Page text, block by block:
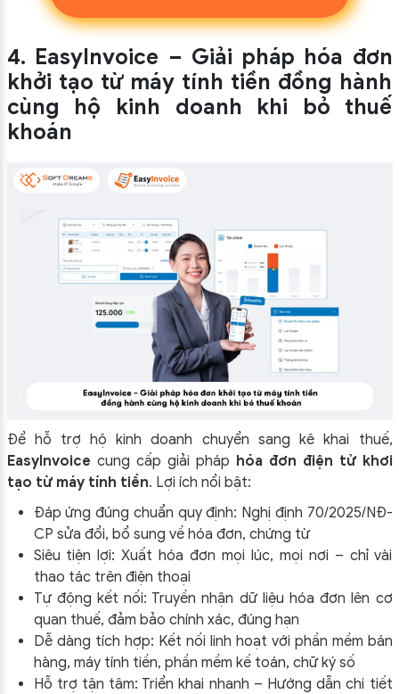
4. EasyInvoice – Giải pháp hóa đơn
khởi tạo từ máy tính tiền đồng hành
cùng hộ kinh doanh khi bỏ thuế
khoán
Để hỗ trợ hộ kinh doanh chuyển sang kê khai thuế,
EasyInvoice cung cấp giải pháp hóa đơn điện tử khơi
tạo từ máy tính tiền. Lợi ích nổi bật:
Đáp ứng đúng chuẩn quy định: Nghị định 70/2025/NĐ-
CP sửa đổi, bổ sung về hóa đơn, chứng từ
Siêu tiện lợi: Xuất hóa đơn mọi lúc, mọi nơi – chỉ vài
thao tác trên điện thoại
Tự động kết nối: Truyền nhận dữ liệu hóa đơn lên cơ
quan thuế, đảm bảo chính xác, đúng hạn
Dễ dàng tích hợp: Kết nối linh hoạt với phần mềm bán
hàng, máy tính tiền, phần mềm kế toán, chữ ký số
Hỗ trợ tận tâm: Triển khai nhanh – Hướng dẫn chi tiết